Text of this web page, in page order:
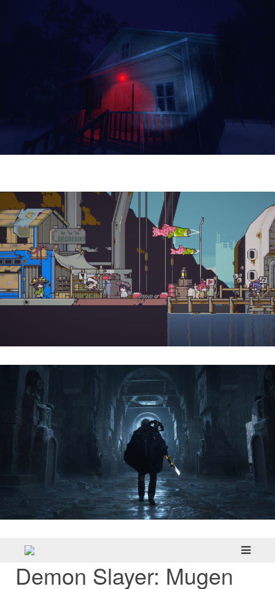
Demon Slayer: Mugen